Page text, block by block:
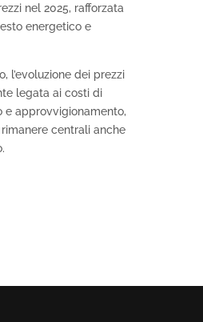
nel 2025, rafforzata
energetico e
l’evoluzione dei prezzi
legata ai costi di
e approvvigionamento,
centrali anche